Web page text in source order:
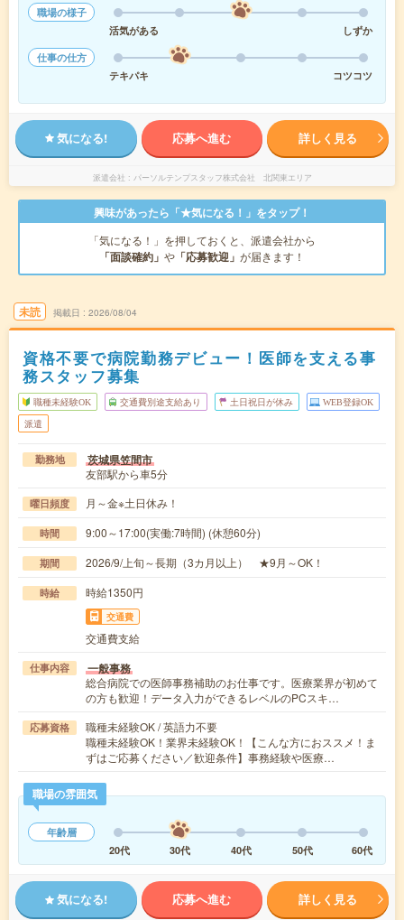
職場の様子
活気がある
しずか
仕事の仕方
テキパキ
コツコツ
気になる! 応募へ進む 詳しく見る
派遣会社 パーソルテンプスタッフ株式会社 北関東エリア
興味があったら「★気になる！」をタップ！
「気になる！」を押しておくと、派遣会社から
「面談確約」 や 「応募歓迎」 が届きます！
未読 掲載日 2026/08/04
資格不要で病院勤務デビュー！医師を支える事
務スタッフ募集
職種未経験OK 交通費別途支給あり 土日祝日が休み WEB登録OK
派遣
勤務地 茨城県笠間市
友部駅から車5分
曜日頻度 月～金※土日休み！
時間 9:00～17:00(実働:7時間) (休憩60分)
期間 2026/9/上旬～長期（3カ月以上） ★9月～OK！
時給 時給1350円
交通費
交通費支給
仕事内容 一般事務
総合病院での医師事務補助のお仕事です。医療業界が初めて
の方も歓迎！データ入力ができるレベルのPCスキ…
応募資格
職種未経験OK / 英語力不要
職種未経験OK！業界未経験OK！【こんな方におススメ！ま
ずはご応募ください／歓迎条件】事務経験や医療…
職場の雰囲気
年齢層
20代
30代 40代 50代 60代
気になる! 応募へ進む 詳しく見る